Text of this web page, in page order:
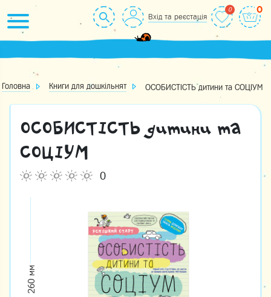
to
content
Вхід та реєстація
0
Головна Книги для дошкільнят ОСОБИСТІСТЬ дитини та СОЦІУМ
ОСОБИСТІСТЬ дитини та
СОЦІУМ
0
260 мм